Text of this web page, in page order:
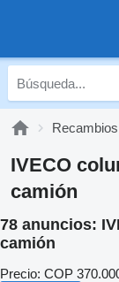
Recambios
IVECO
camión
78 anuncios:
camión
Precio: COP